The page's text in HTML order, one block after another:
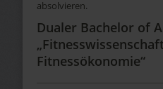
absolvieren.
Dualer Bachelor of
Fitnessökonomie“